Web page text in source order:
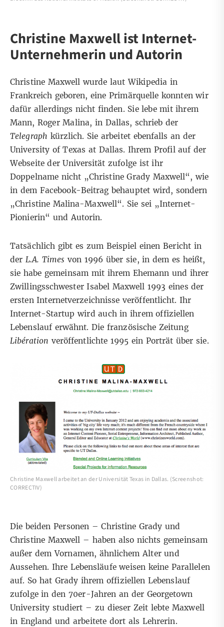
Christine Maxwell ist Internet-
Unternehmerin und Autorin
Christine Maxwell wurde laut Wikipedia in
Frankreich geboren, eine Primärquelle konnten wir
dafür allerdings nicht finden. Sie lebe mit ihrem
Mann, Roger Malina, in Dallas, schriebder
Telegraph kürzlich. Sie arbeitet ebenfalls an der
University of Texas at Dallas. Ihrem Profilauf der
Webseite der Universität zufolge ist ihr
Doppelname nicht „Christine Grady Maxwell“, wie
in dem Facebook-Beitrag behauptet wird, sondern
„Christine Malina-Maxwell“. Sie sei „Internet-
Pionierin“ und Autorin.
Tatsächlich gibt es zum Beispiel einenBericht in
der L.A. Times von 1996 über sie, in dem es heißt,
sie habe gemeinsam mit ihrem Ehemann und ihrer
Zwillingsschwester Isabel Maxwell 1993eines der
ersten Internetverzeichnisse veröffentlicht. Ihr
Internet-Startup wird auch in ihrem offiziellen
Lebenslauferwähnt. Die französische Zeitung
Libération veröffentlichte 1995 ein Porträt über sie.
Christine Maxwell arbeitet an der Universität Texas in Dallas. (Screenshot:
CORRECTIV)
Die beiden Personen – Christine Grady und
Christine Maxwell – haben also nichts gemeinsam
außer dem Vornamen, ähnlichem Alter und
Aussehen. Ihre Lebensläufe weisen keine Parallelen
auf. So hat Grady ihremoffiziellen Lebenslauf
zufolge in den 70er-Jahren an der Georgetown
University studiert – zu dieser Zeitlebte Maxwell
in England und arbeitete dort als Lehrerin.